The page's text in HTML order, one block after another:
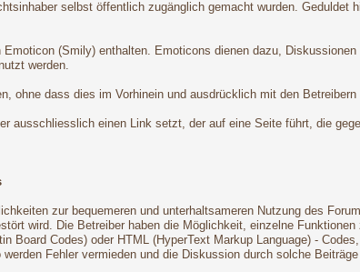
selbst öffentlich zugänglich gemacht wurden.
(Smily) enthalten. Emoticons dienen dazu,
werden.
ohne dass dies im Vorhinein und ausdrücklich mit den
ausschliesslich einen Link setzt, der auf eine Seite führt, die
zur bequemeren und unterhaltsameren Nutzung des
wird. Die Betreiber haben die Möglichkeit, einzelne
Board Codes) oder HTML (HyperText Markup Language) -
Fehler vermieden und die Diskussion durch solche